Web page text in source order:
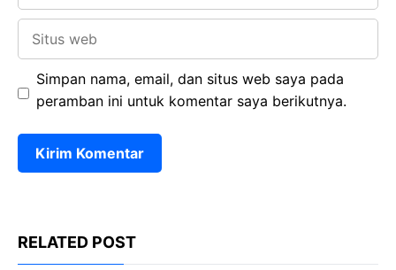
Simpan nama, email, dan situs web saya pada
peramban ini untuk komentar saya berikutnya.
RELATED POST